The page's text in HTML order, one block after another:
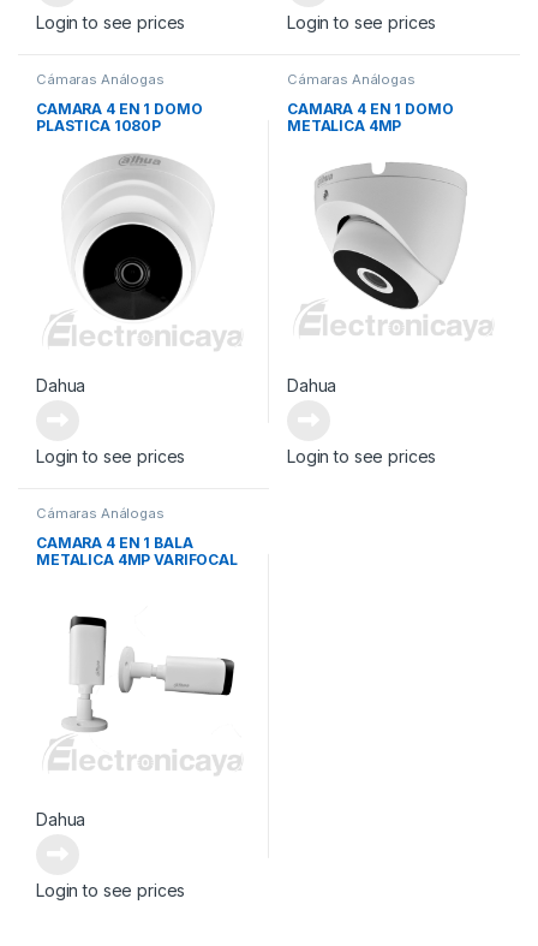
Login to see prices Login to see prices
Cámaras Análogas
CAMARA 4 EN 1 DOMO
PLASTICA 1080P
Dahua
Login to see prices
Cámaras Análogas
CAMARA 4 EN 1 DOMO
METALICA 4MP
Dahua
Login to see prices
Cámaras Análogas
CAMARA 4 EN 1 BALA
METALICA 4MP VARIFOCAL
Dahua
Login to see prices